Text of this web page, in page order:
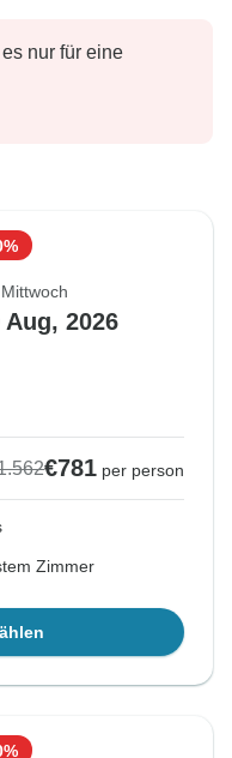
nur für eine
Aug, 2026
€781 per person
Zimmer